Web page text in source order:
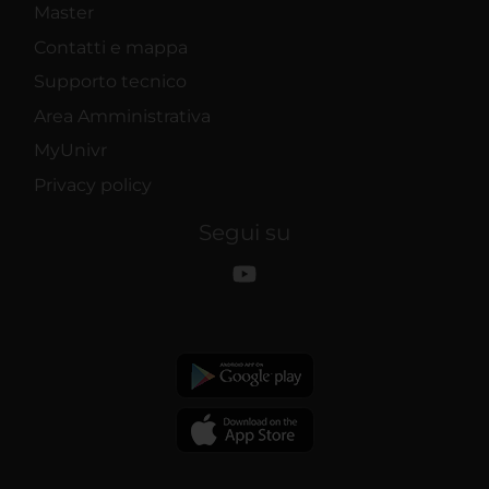
Master
Contatti e mappa
Supporto tecnico
Area Amministrativa
MyUnivr
Privacy policy
Segui su